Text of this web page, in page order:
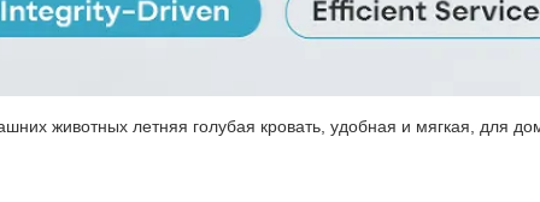
животных летняя голубая кровать, удобная и мягкая, для